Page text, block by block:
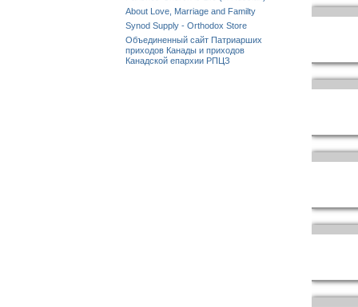
About Love, Marriage and Familty
Synod Supply - Orthodox Store
Объединенный сайт Патриарших
приходов Канады и приходов
Канадской епархии РПЦЗ